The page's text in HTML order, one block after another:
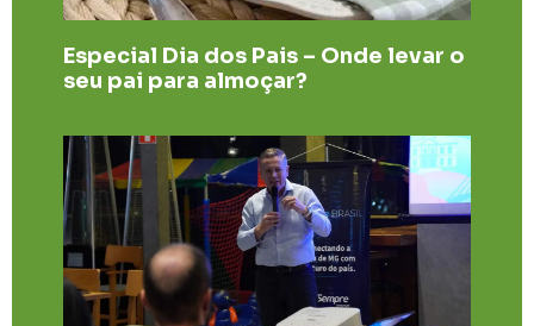
Especial Dia dos Pais – Onde levar o
seu pai para almoçar?